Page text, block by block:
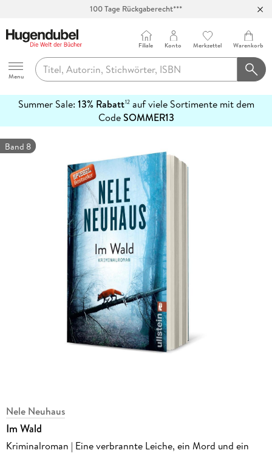
100 Tage Rückgaberecht***
Hugendubel
Menu
Filiale Konto Merkzettel Warenkorb
Summer Sale: 13% Rabatt12auf viele Sortimente mit dem
CodeSOMMER13
erfahren
Band 8
Nele Neuhaus
Im Wald
Kriminalroman | Eine verbrannte Leiche, ein Mord und ein